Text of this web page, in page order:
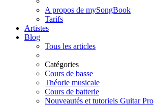
A propos de mySongBook
Tarifs
Artistes
Blog
Tous les articles
Catégories
Cours de basse
Théorie musicale
Cours de batterie
Nouveautés et tutoriels Guitar Pro